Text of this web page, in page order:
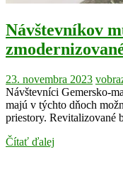
Návštevníkov
23. novembra 2023
Návštevníci Gemersko-
majú v týchto dňoch
priestory.
Čítať ďalej